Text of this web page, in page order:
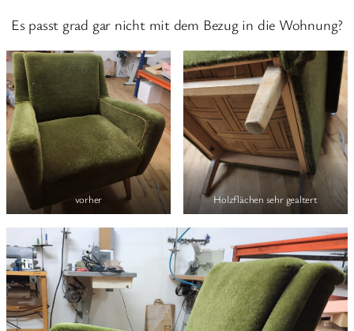
Es passt grad gar nicht mit dem Bezug in die Wohnung?
vorher Holzflächen sehr gealtert